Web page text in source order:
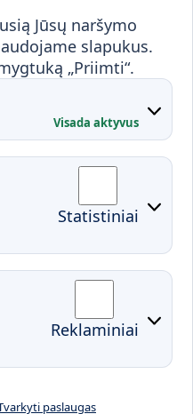
Jūsų naršymo
slapukus.
„Priimti“.
Visada aktyvus
Statistiniai
Reklaminiai
paslaugas
Karjera
Studentų atstovybė